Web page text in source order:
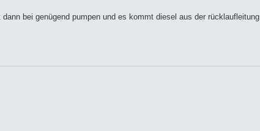
bei genügend pumpen und es kommt diesel aus der rücklaufleitung.